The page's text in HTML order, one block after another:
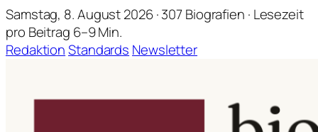
Samstag, 8. August 2026 · 307 Biografien · Lesezeit
pro Beitrag 6–9 Min.
RedaktionStandards Newsletter